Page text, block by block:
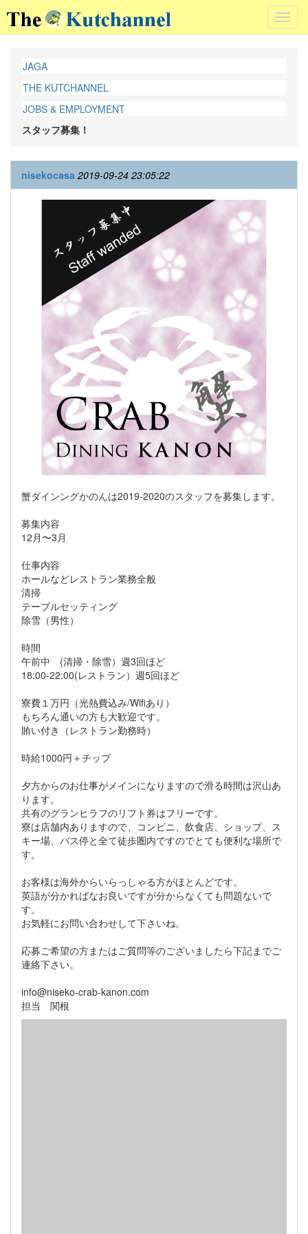
JAGA
THE KUTCHANNEL
JOBS & EMPLOYMENT
スタッフ募集！
nisekocasa 2019-09-24 23:05:22
蟹ダインングかのんは2019-2020のスタッフを募集します。
募集内容
12月〜3月
仕事内容
ホールなどレストラン業務全般
清掃
テーブルセッティング
除雪（男性）
時間
午前中 (清掃・除雪）週3回ほど
18:00-22:00(レストラン）週5回ほど
寮費１万円（光熱費込み/Wifiあり）
もちろん通いの方も大歓迎です。
賄い付き（レストラン勤務時）
時給1000円＋チップ
夕方からのお仕事がメインになりますので滑る時間は沢山あ
ります。
共有のグランヒラフのリフト券はフリーです。
寮は店舗内ありますので、コンビニ、飲食店、ショップ、ス
キー場、バス停と全て徒歩圏内ですのでとても便利な場所で
す。
お客様は海外からいらっしゃる方がほとんどです。
英語が分かればなお良いですが分からなくても問題ないで
す。
お気軽にお問い合わせして下さいね。
応募ご希望の方またはご質問等のございましたら下記までご
連絡下さい。
info@niseko-crab-kanon.com
担当 関根